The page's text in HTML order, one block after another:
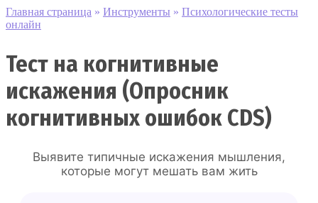
Главная страница » Инструменты » Психологические тесты
онлайн
Тест на когнитивные
искажения (Опросник
когнитивных ошибок CDS)
Выявите типичные искажения мышления,
которые могут мешать вам жить